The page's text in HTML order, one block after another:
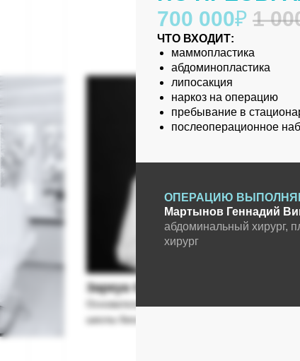
Заркуа Ольга Касьяновна
Основатель клиники «Пластэк Хирургия» и
школы биохакинга «Пластэк»
700 000₽ 1
ЧТО ВХОДИТ:
маммопластика
абдоминопластика
липосакция
наркоз на операцию
пребывание в
послеоперационное
ОПЕРАЦИЮ
Мартынов Геннадий
абдоминальный хирург,
хирург